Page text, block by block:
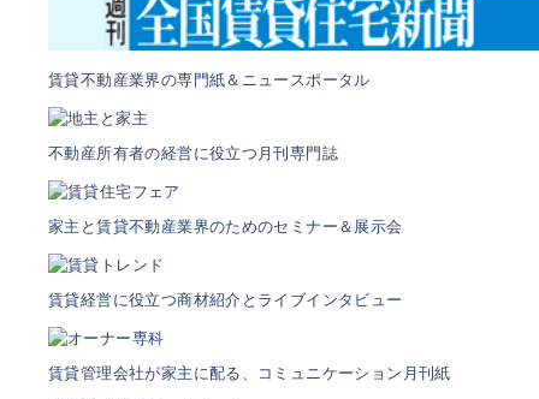
賃貸不動産業界の専門紙＆ニュースポータル
不動産所有者の経営に役立つ月刊専門誌
家主と賃貸不動産業界のためのセミナー＆展示会
賃貸経営に役立つ商材紹介とライブインタビュー
賃貸管理会社が家主に配る、コミュニケーション月刊紙